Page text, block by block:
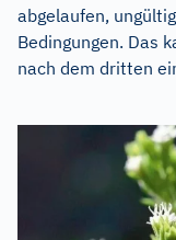
abgelaufen,
Bedingungen. Das
nach dem dritten